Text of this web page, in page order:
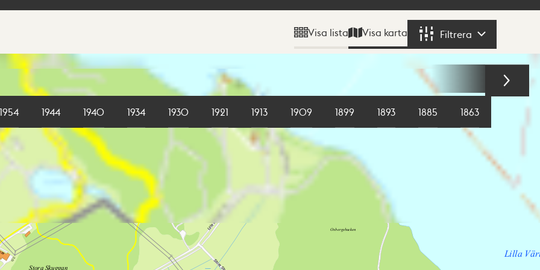
Visa lista Visa karta Filtrera
1954 1944 1940 1934 1930 1921 1913 1909 1899 1893 1885 1863